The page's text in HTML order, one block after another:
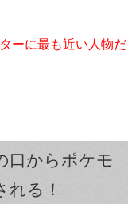
ーに最も近い人物だ
口からポケモ
れる！